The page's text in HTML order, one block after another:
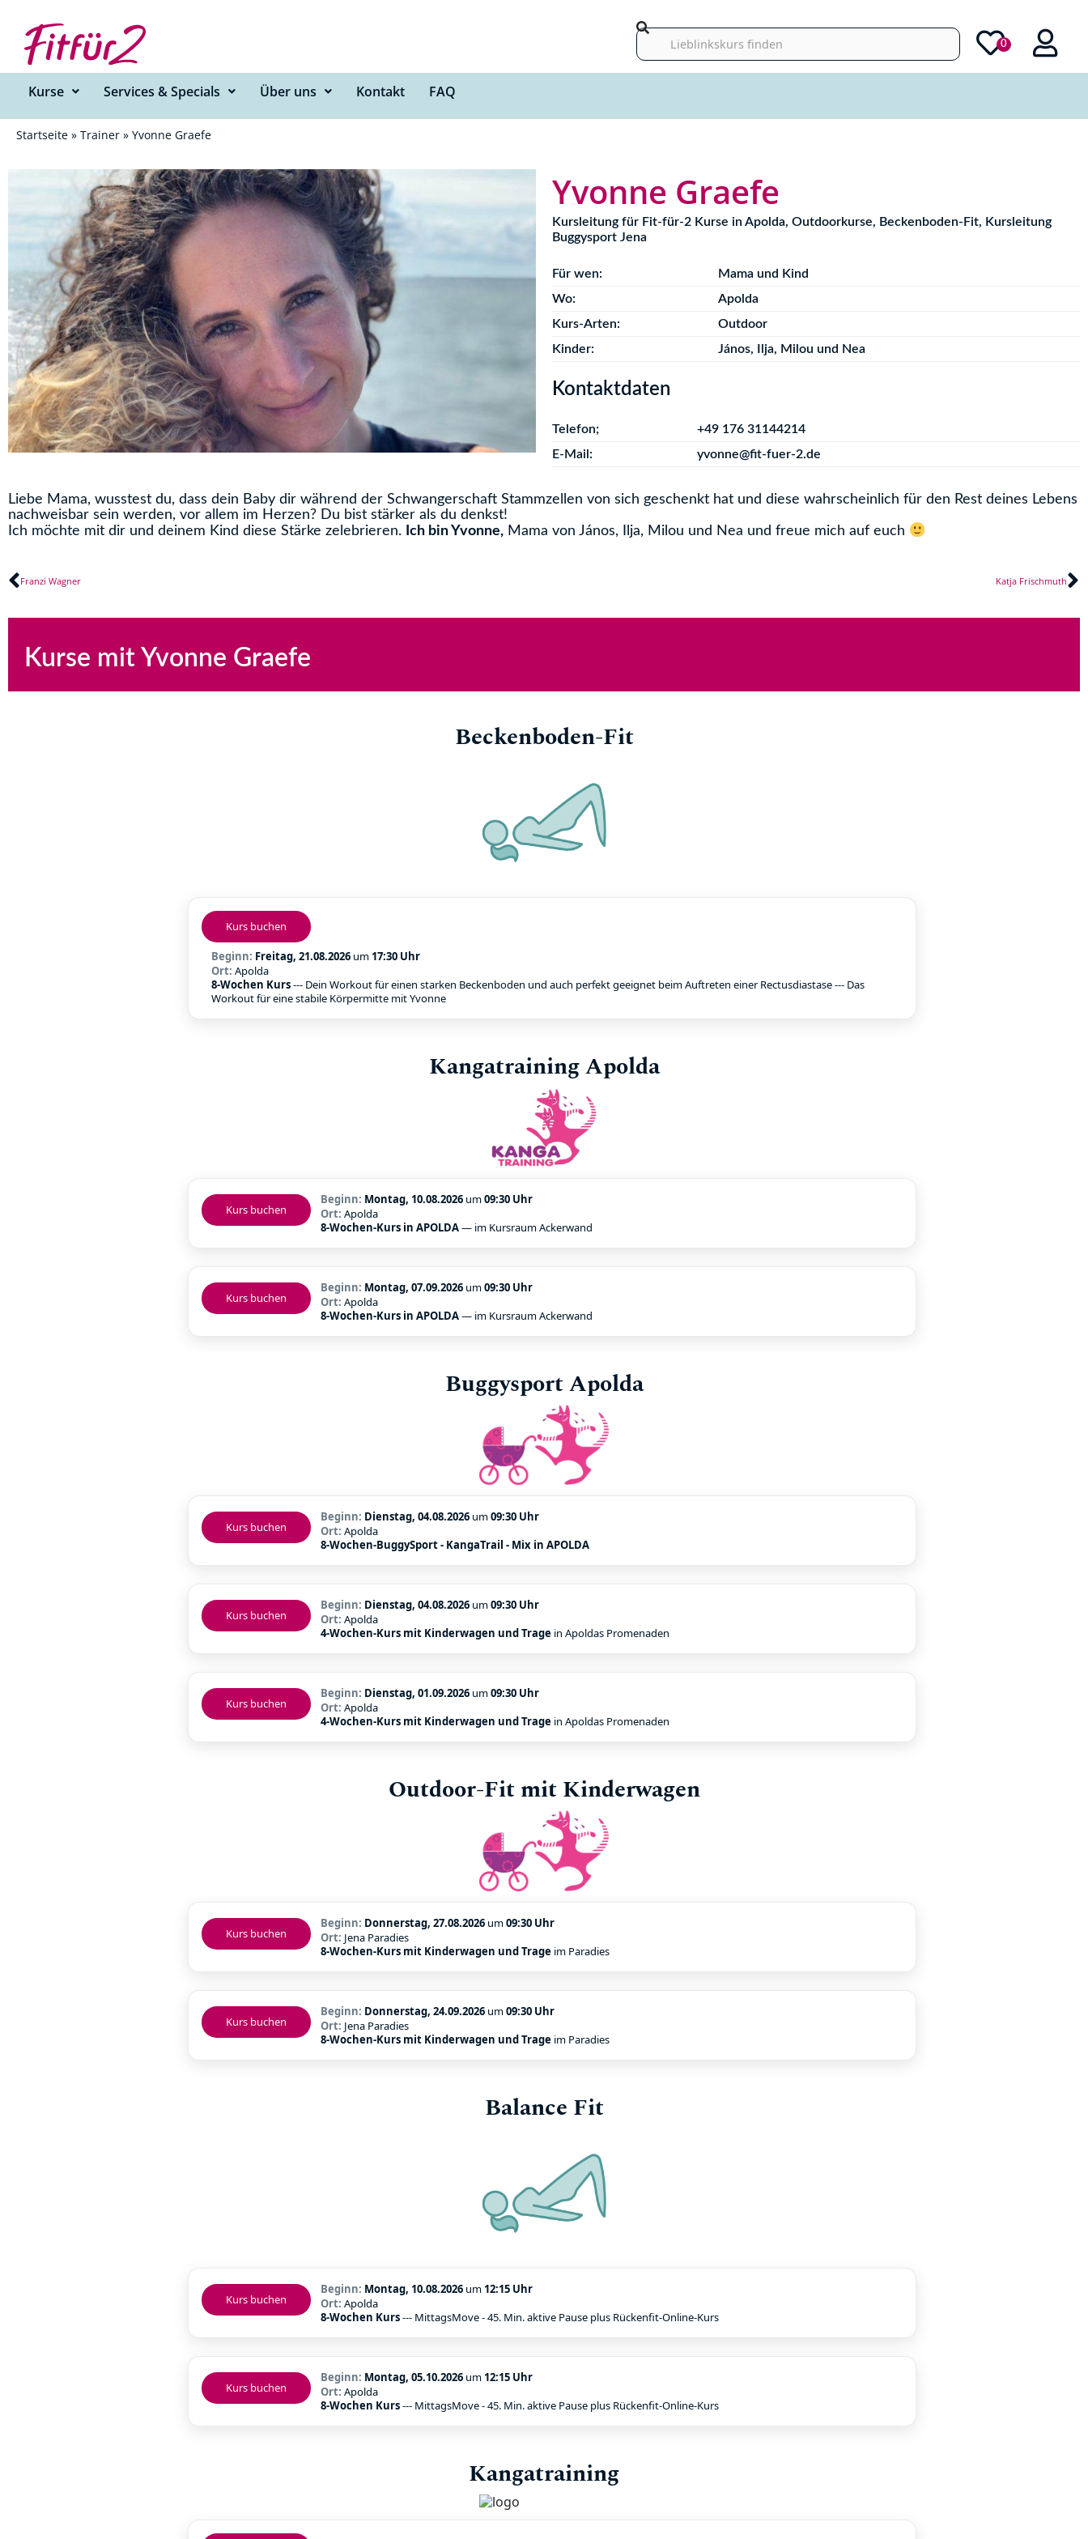
Inhalt
springen
Suche
0
Kurse Services & Specials Über uns Kontakt FAQ
Startseite » Trainer » Yvonne Graefe
Yvonne Graefe
Kursleitung für Fit-für-2 Kurse in Apolda, Outdoorkurse, Beckenboden-Fit, Kursleitung
Buggysport Jena
Für wen:
Mama und Kind
Wo:
Apolda
Kurs-Arten:
Outdoor
Kinder:
János, Ilja, Milou und Nea
Kontaktdaten
Telefon;
+49 176 31144214
E-Mail:
yvonne@fit-fuer-2.de
Liebe Mama, wusstest du, dass dein Baby dir während der Schwangerschaft Stammzellen von sich geschenkt hat und diese wahrscheinlich für den Rest deines Lebens
nachweisbar sein werden, vor allem im Herzen? Du bist stärker als du denkst!
Ich möchte mit dir und deinem Kind diese Stärke zelebrieren. Ich bin Yvonne, Mama von János, Ilja, Milou und Nea und freue mich auf euch
Zurück
Franzi Wagner Katja Frischmuth
Kurse mit Yvonne Graefe
Beckenboden-Fit
Kurs buchen
Beginn: Freitag, 21.08.2026 um 17:30 Uhr
Ort: Apolda
8-Wochen Kurs--- Dein Workout für einen starken Beckenboden und auch perfekt geeignet beim Auftreten einer Rectusdiastase --- Das
Workout für eine stabile Körpermitte mit Yvonne
Kangatraining Apolda
Kurs buchen
Beginn: Montag, 10.08.2026 um09:30 Uhr
Ort: Apolda
8-Wochen-Kurs in APOLDA— im Kursraum Ackerwand
Kurs buchen
Beginn: Montag, 07.09.2026 um09:30 Uhr
Ort: Apolda
8-Wochen-Kurs in APOLDA— im Kursraum Ackerwand
Buggysport Apolda
Kurs buchen
Beginn: Dienstag, 04.08.2026 um09:30 Uhr
Ort: Apolda
8-Wochen-BuggySport - KangaTrail - Mix in APOLDA
Kurs buchen
Beginn: Dienstag, 04.08.2026 um09:30 Uhr
Ort: Apolda
4-Wochen-Kurs mit Kinderwagen und Trage in Apoldas Promenaden
Kurs buchen
Beginn: Dienstag, 01.09.2026 um09:30 Uhr
Ort: Apolda
4-Wochen-Kurs mit Kinderwagen und Trage in Apoldas Promenaden
Outdoor-Fit mit Kinderwagen
Kurs buchen
Beginn: Donnerstag, 27.08.2026 um09:30 Uhr
Ort: Jena Paradies
8-Wochen-Kurs mit Kinderwagen und Trage im Paradies
Kurs buchen
Beginn: Donnerstag, 24.09.2026 um09:30 Uhr
Ort: Jena Paradies
8-Wochen-Kurs mit Kinderwagen und Trage im Paradies
Balance Fit
Kurs buchen
Beginn: Montag, 10.08.2026 um 12:15 Uhr
Ort: Apolda
8-Wochen Kurs--- MittagsMove - 45. Min. aktive Pause plus Rückenfit-Online-Kurs
Kurs buchen
Beginn: Montag, 05.10.2026 um 12:15 Uhr
Ort: Apolda
8-Wochen Kurs--- MittagsMove - 45. Min. aktive Pause plus Rückenfit-Online-Kurs
Kangatraining